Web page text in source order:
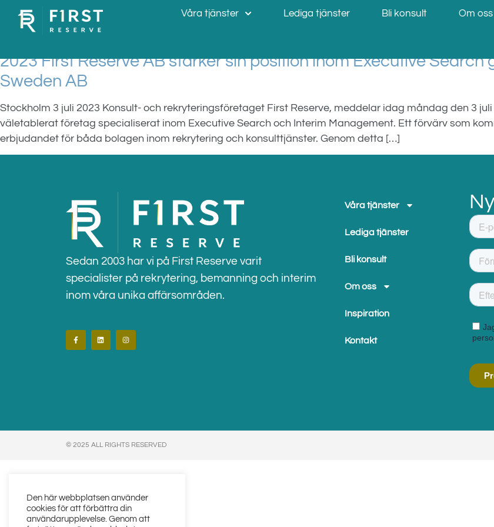
Våra tjänster Lediga tjänster Bli konsult Om oss
Etikett: Horton International
2023 First Reserve AB stärker sin position inom Executive
Sweden AB
Stockholm 3 juli 2023 Konsult- och rekryteringsföretaget First Reserve, meddelar idag måndag den 3
väletablerat företag specialiserat inom Executive Search och Interim Management. Ett förvärv som
erbjudandet för båda bolagen inom rekrytering och konsulttjänster. Genom detta […]
Sedan 2003 har vi på First Reserve varit
specialister på rekrytering, bemanning och interim
inom våra unika affärsområden.
Våra tjänster
Lediga tjänster
Bli konsult
Om oss
Inspiration
Kontakt
© 2025 ALL RIGHTS RESERVED​
Den här webbplatsen använder
cookies för att förbättra din
användarupplevelse. Genom att